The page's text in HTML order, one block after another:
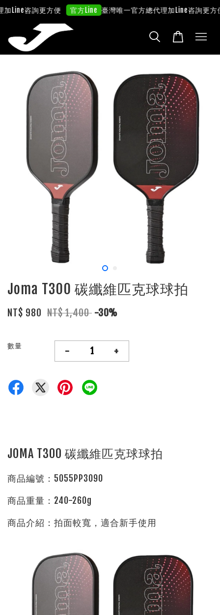
加Line咨詢更方便 官方Line 臺灣唯一官方總代理加Line咨詢更方
Joma T300 碳纖維匹克球球拍
NT$ 980 NT$ 1,400 -30%
數量 - +
JOMA T300 碳纖維匹克球球拍
商品編號：5055PP3090
商品重量：240-260g
商品介紹：拍面較寬，適合新手使用